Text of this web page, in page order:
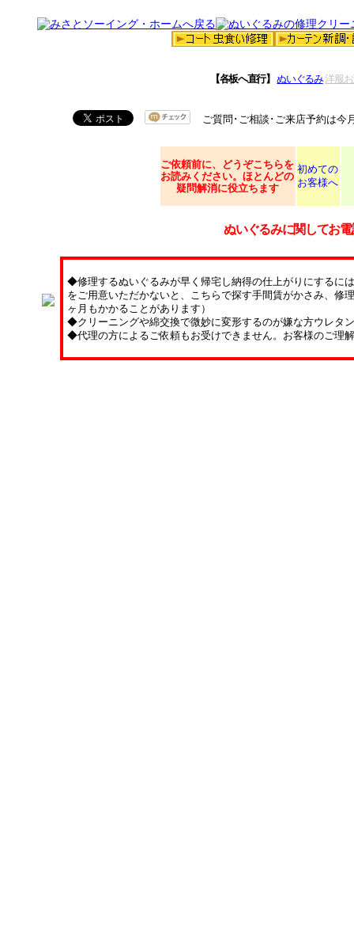
【各板へ直行】 ぬいぐるみ 洋服
ご質問･ご相談･ご来店予約は今
ご依頼前に、どうぞこちらを
お読みください。ほとんどの
疑問解消に役立ちます
初めての
お客様へ
ぬいぐるみに関してお
◆修理するぬいぐるみが早く帰宅し納得の仕上がりにするに
をご用意いただかないと、こちらで探す手間賃がかさみ、修
ヶ月もかかることがあります）
◆クリーニングや綿交換で微妙に変形するのが嫌な方ウレタ
◆代理の方によるご依頼もお受けできません。お客様のご理